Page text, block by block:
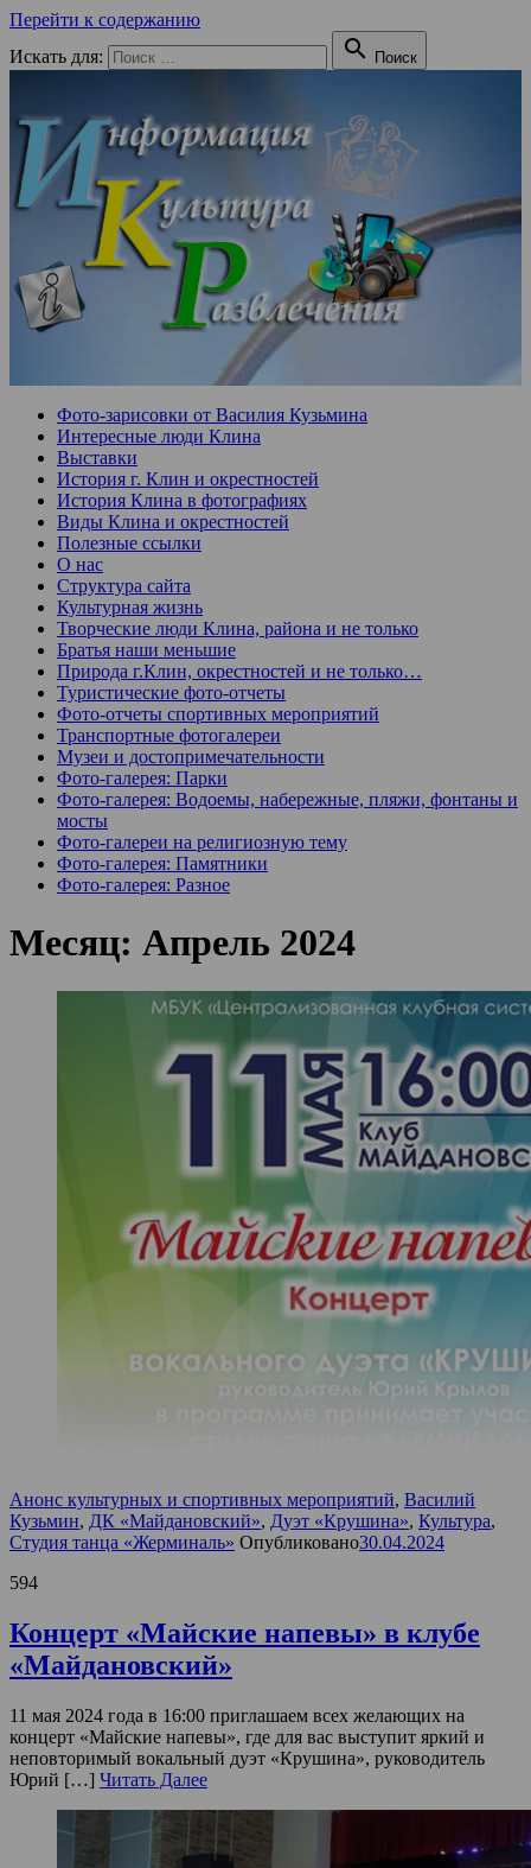
Перейти к содержанию
Искать для:
 Поиск
Фото-зарисовки от Василия Кузьмина
Интересные люди Клина
Выставки
История г. Клин и окрестностей
История Клина в фотографиях
Виды Клина и окрестностей
Полезные ссылки
О нас
Структура сайта
Культурная жизнь
Творческие люди Клина, района и не только
Братья наши меньшие
Природа г.Клин, окрестностей и не только…
Туристические фото-отчеты
Фото-отчеты спортивных мероприятий
Транспортные фотогалереи
Музеи и достопримечательности
Фото-галерея: Парки
Фото-галерея: Водоемы, набережные, пляжи, фонтаны и
мосты
Фото-галереи на религиозную тему
Фото-галерея: Памятники
Фото-галерея: Разное
Месяц: Апрель 2024
Анонс культурных и спортивных мероприятий, Василий
Кузьмин, ДК «Майдановский», Дуэт «Крушина», Культура,
Студия танца «Жерминаль» Опубликовано30.04.2024
594
Концерт «Майские напевы» в клубе
«Майдановский»
11 мая 2024 года в 16:00 приглашаем всех желающих на
концерт «Майские напевы», где для вас выступит яркий и
неповторимый вокальный дуэт «Крушина», руководитель
Юрий […] Читать Далее